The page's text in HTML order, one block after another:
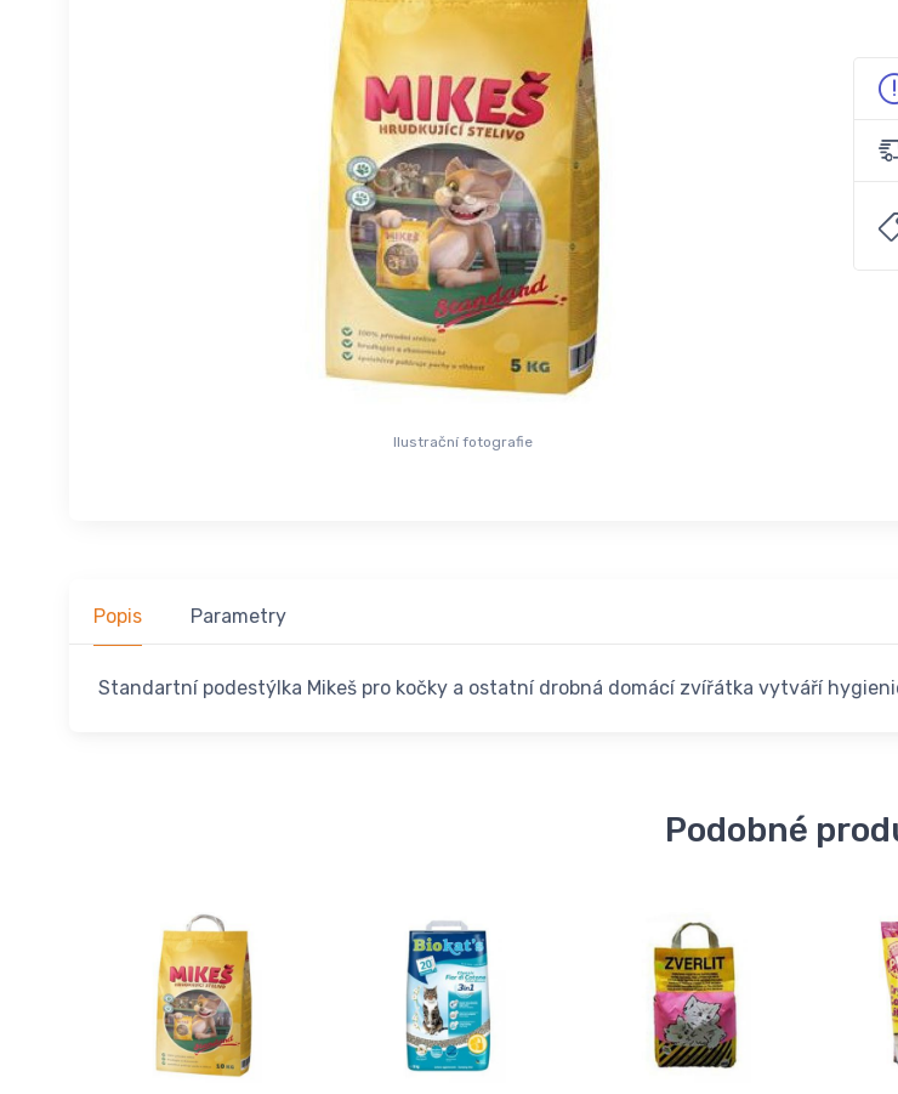
Ilustrační fotografie
Popis Parametry
Standartní podestýlka Mikeš pro kočky a ostatní drobná domácí zvířátka vytváří
Podobné